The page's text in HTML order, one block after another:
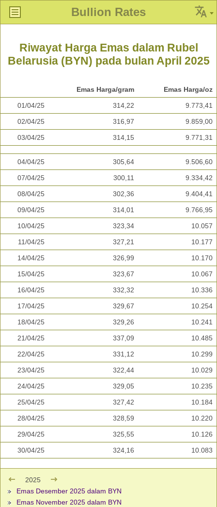
Bullion Rates
Riwayat Harga Emas dalam Rubel
Belarusia (BYN) pada bulan April 2025
Emas Harga/gram Emas Harga/oz
01/04/25 314,22 9.773,41
02/04/25 316,97 9.859,00
03/04/25 314,15 9.771,31
04/04/25 305,64 9.506,60
07/04/25 300,11 9.334,42
08/04/25 302,36 9.404,41
09/04/25 314,01 9.766,95
10/04/25 323,34 10.057
11/04/25 327,21 10.177
14/04/25 326,99 10.170
15/04/25 323,67 10.067
16/04/25 332,32 10.336
17/04/25 329,67 10.254
18/04/25 329,26 10.241
21/04/25 337,09 10.485
22/04/25 331,12 10.299
23/04/25 322,44 10.029
24/04/25 329,05 10.235
25/04/25 327,42 10.184
28/04/25 328,59 10.220
29/04/25 325,55 10.126
30/04/25 324,16 10.083
2025
Emas Desember 2025 dalam BYN
Emas November 2025 dalam BYN